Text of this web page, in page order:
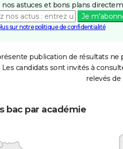
nos astuces et bons plans
Je
sur notre politique de confidentialité
publication de résultats
Les candidats sont invités à
relevés de
bac par académie